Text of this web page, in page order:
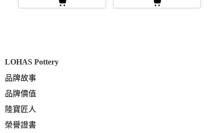
LOHAS Pottery
品牌故事
品牌價值
陸寶匠人
榮譽證書